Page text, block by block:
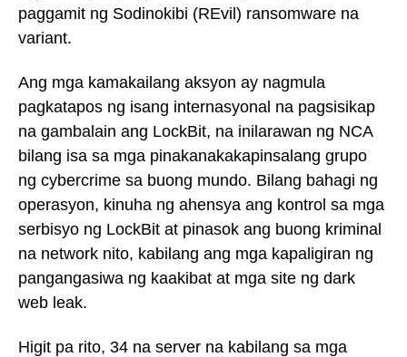
paggamit ng Sodinokibi (REvil) ransomware na
variant.
Ang mga kamakailang aksyon ay nagmula
pagkatapos ng isang internasyonal na pagsisikap
na gambalain ang LockBit, na inilarawan ng NCA
bilang isa sa mga pinakanakakapinsalang grupo
ng cybercrime sa buong mundo. Bilang bahagi ng
operasyon, kinuha ng ahensya ang kontrol sa mga
serbisyo ng LockBit at pinasok ang buong kriminal
na network nito, kabilang ang mga kapaligiran ng
pangangasiwa ng kaakibat at mga site ng dark
web leak.
Higit pa rito, 34 na server na kabilang sa mga